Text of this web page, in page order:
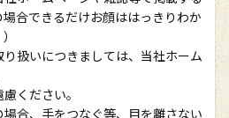
合できるだけお顔ははっきりわか
り扱いにつきましては、当社ホーム
ください。
場合、手をつなぐ等、目を離さない